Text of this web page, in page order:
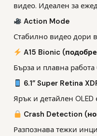
видео. Идеален за
Action Mode
Стабилно видео дори
A15 Bionic
Бърза и плавна работа
6.1” Super Retina
Ярък и детайлен OLED
Crash Detection
Разпознава тежки